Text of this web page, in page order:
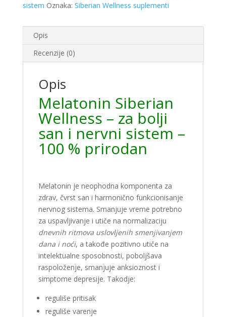
sistem Oznaka: Siberian Wellness suplementi
Opis
Recenzije (0)
Opis
Melatonin Siberian
Wellness – za bolji
san i nervni sistem –
100 % prirodan
Melatonin je neophodna komponenta za
zdrav, čvrst san i harmonično funkcionisanje
nervnog sistema. Smanjuje vreme potrebno
za uspavljivanje i utiče na normalizaciju
dnevnih ritmova uslovljenih smenjivanjem
dana i noći, a takođe pozitivno utiče na
intelektualne sposobnosti, poboljšava
raspoloženje, smanjuje anksioznost i
simptome depresije. Takodje:
reguliše pritisak
reguliše varenje